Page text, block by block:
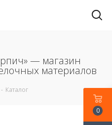
— магазин
материалов
- Каталог
0